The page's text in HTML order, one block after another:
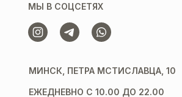
МЫ В СОЦСЕТЯХ
МИНСК, ПЕТРА МСТИСЛАВЦА, 10
ЕЖЕДНЕВНО С 10.00 ДО 22.00